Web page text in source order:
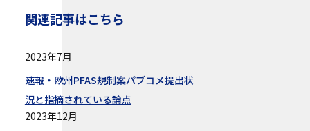
関連記事はこちら
2023年7月
速報・欧州PFAS規制案パブコメ提出状
況と指摘されている論点
2023年12月